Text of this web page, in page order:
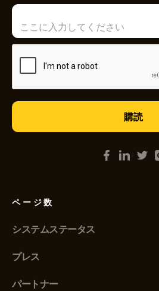
ページ数
システムステータス
プレス
パートナー